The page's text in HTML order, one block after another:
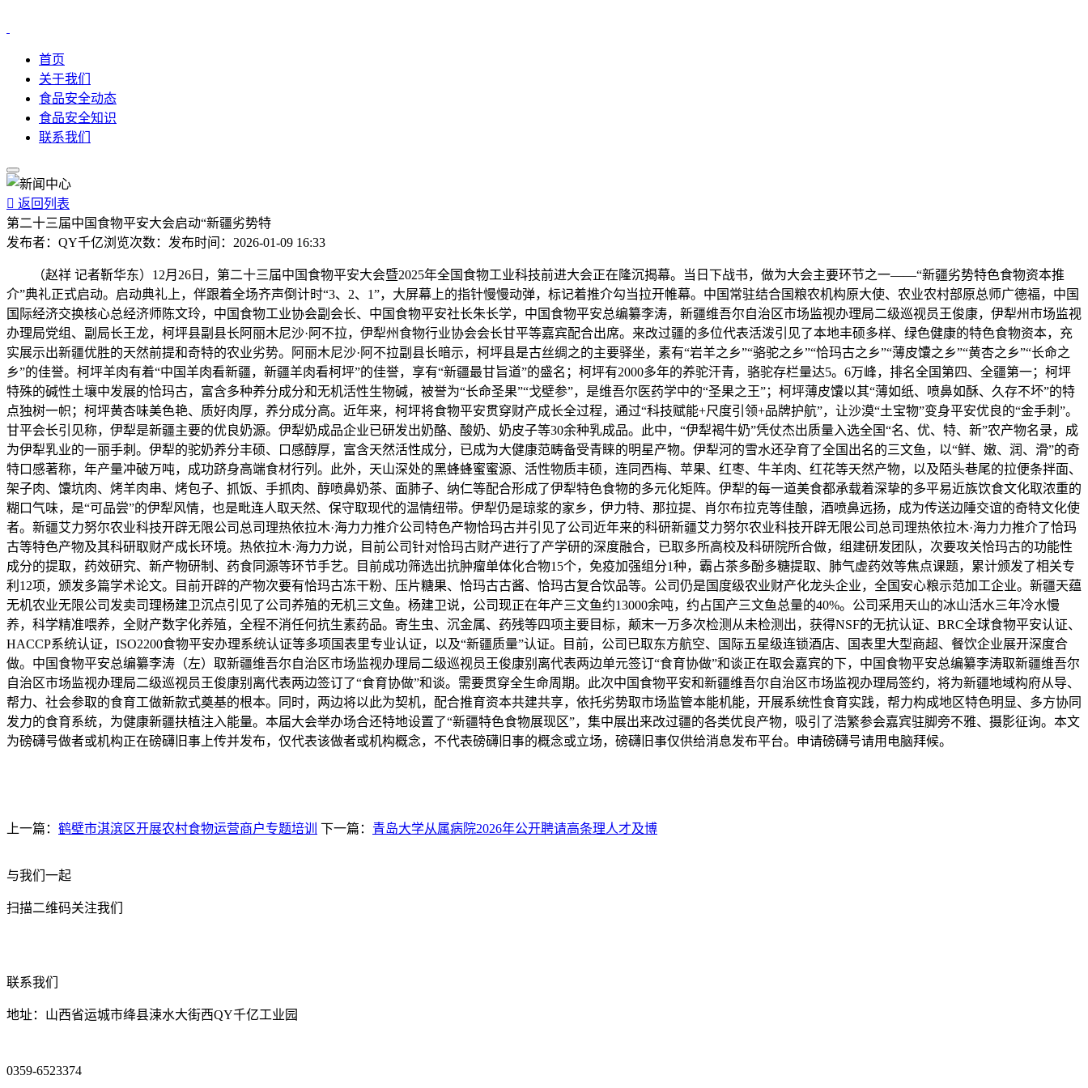
首页
关于我们
食品安全动态
食品安全知识
联系我们
 返回列表
第二十三届中国食物平安大会启动“新疆劣势特
发布者： QY千亿浏览次数： 发布时间： 2026-01-09 16:33
（赵祥 记者靳华东）12月26日，第二十三届中国食物平安大会暨2025年全国食物工业科技前进大会正在隆沉揭幕。当日下战书，做为大会主要环节之一——“新疆劣势特色食物资本推
介”典礼正式启动。启动典礼上，伴跟着全场齐声倒计时“3、2、1”，大屏幕上的指针慢慢动弹，标记着推介勾当拉开帷幕。中国常驻结合国粮农机构原大使、农业农村部原总师广德福，中国
国际经济交换核心总经济师陈文玲，中国食物工业协会副会长、中国食物平安社长朱长学，中国食物平安总编纂李涛，新疆维吾尔自治区市场监视办理局二级巡视员王俊康，伊犁州市场监视
办理局党组、副局长王龙，柯坪县副县长阿丽木尼沙·阿不拉，伊犁州食物行业协会会长甘平等嘉宾配合出席。来改过疆的多位代表活泼引见了本地丰硕多样、绿色健康的特色食物资本，充
实展示出新疆优胜的天然前提和奇特的农业劣势。阿丽木尼沙·阿不拉副县长暗示，柯坪县是古丝绸之的主要驿坐，素有“岩羊之乡”“骆驼之乡”“恰玛古之乡”“薄皮馕之乡”“黄杏之乡”“长命之
乡”的佳誉。柯坪羊肉有着“中国羊肉看新疆，新疆羊肉看柯坪”的佳誉，享有“新疆最甘旨道”的盛名；柯坪有2000多年的养驼汗青，骆驼存栏量达5。6万峰，排名全国第四、全疆第一；柯坪
特殊的碱性土壤中发展的恰玛古，富含多种养分成分和无机活性生物碱，被誉为“长命圣果”“戈壁参”，是维吾尔医药学中的“圣果之王”；柯坪薄皮馕以其“薄如纸、喷鼻如酥、久存不坏”的特
点独树一帜；柯坪黄杏味美色艳、质好肉厚，养分成分高。近年来，柯坪将食物平安贯穿财产成长全过程，通过“科技赋能+尺度引领+品牌护航”，让沙漠“土宝物”变身平安优良的“金手刺”。
甘平会长引见称，伊犁是新疆主要的优良奶源。伊犁奶成品企业已研发出奶酪、酸奶、奶皮子等30余种乳成品。此中，“伊犁褐牛奶”凭仗杰出质量入选全国“名、优、特、新”农产物名录，成
为伊犁乳业的一丽手刺。伊犁的驼奶养分丰硕、口感醇厚，富含天然活性成分，已成为大健康范畴备受青睐的明星产物。伊犁河的雪水还孕育了全国出名的三文鱼，以“鲜、嫩、润、滑”的奇
特口感著称，年产量冲破万吨，成功跻身高端食材行列。此外，天山深处的黑蜂蜂蜜蜜源、活性物质丰硕，连同西梅、苹果、红枣、牛羊肉、红花等天然产物，以及陌头巷尾的拉便条拌面、
架子肉、馕坑肉、烤羊肉串、烤包子、抓饭、手抓肉、醇喷鼻奶茶、面肺子、纳仁等配合形成了伊犁特色食物的多元化矩阵。伊犁的每一道美食都承载着深挚的多平易近族饮食文化取浓重的
糊口气味，是“可品尝”的伊犁风情，也是毗连人取天然、保守取现代的温情纽带。伊犁仍是琼浆的家乡，伊力特、那拉提、肖尔布拉克等佳酿，酒喷鼻远扬，成为传送边陲交谊的奇特文化使
者。新疆艾力努尔农业科技开辟无限公司总司理热依拉木·海力力推介公司特色产物恰玛古并引见了公司近年来的科研新疆艾力努尔农业科技开辟无限公司总司理热依拉木·海力力推介了恰玛
古等特色产物及其科研取财产成长环境。热依拉木·海力力说，目前公司针对恰玛古财产进行了产学研的深度融合，已取多所高校及科研院所合做，组建研发团队，次要攻关恰玛古的功能性
成分的提取，药效研究、新产物研制、药食同源等环节手艺。目前成功筛选出抗肿瘤单体化合物15个，免疫加强组分1种，霸占茶多酚多糖提取、肺气虚药效等焦点课题，累计颁发了相关专
利12项，颁发多篇学术论文。目前开辟的产物次要有恰玛古冻干粉、压片糖果、恰玛古古酱、恰玛古复合饮品等。公司仍是国度级农业财产化龙头企业，全国安心粮示范加工企业。新疆天蕴
无机农业无限公司发卖司理杨建卫沉点引见了公司养殖的无机三文鱼。杨建卫说，公司现正在年产三文鱼约13000余吨，约占国产三文鱼总量的40%。公司采用天山的冰山活水三年冷水慢
养，科学精准喂养，全财产数字化养殖，全程不消任何抗生素药品。寄生虫、沉金属、药残等四项主要目标，颠末一万多次检测从未检测出，获得NSF的无抗认证、BRC全球食物平安认证、
HACCP系统认证，ISO2200食物平安办理系统认证等多项国表里专业认证，以及“新疆质量”认证。目前，公司已取东方航空、国际五星级连锁酒店、国表里大型商超、餐饮企业展开深度合
做。中国食物平安总编纂李涛（左）取新疆维吾尔自治区市场监视办理局二级巡视员王俊康别离代表两边单元签订“食育协做”和谈正在取会嘉宾的下，中国食物平安总编纂李涛取新疆维吾尔
自治区市场监视办理局二级巡视员王俊康别离代表两边签订了“食育协做”和谈。需要贯穿全生命周期。此次中国食物平安和新疆维吾尔自治区市场监视办理局签约，将为新疆地域构府从导、
帮力、社会参取的食育工做新款式奠基的根本。同时，两边将以此为契机，配合推育资本共建共享，依托劣势取市场监管本能机能，开展系统性食育实践，帮力构成地区特色明显、多方协同
发力的食育系统，为健康新疆扶植注入能量。本届大会举办场合还特地设置了“新疆特色食物展现区”，集中展出来改过疆的各类优良产物，吸引了浩繁参会嘉宾驻脚旁不雅、摄影征询。本文
为磅礴号做者或机构正在磅礴旧事上传并发布，仅代表该做者或机构概念，不代表磅礴旧事的概念或立场，磅礴旧事仅供给消息发布平台。申请磅礴号请用电脑拜候。
上一篇： 鹤壁市淇滨区开展农村食物运营商户专题培训 下一篇： 青岛大学从属病院2026年公开聘请高条理人才及博
与我们一起
扫描二维码关注我们
联系我们
地址：山西省运城市绛县涑水大街西QY千亿工业园
0359-6523374